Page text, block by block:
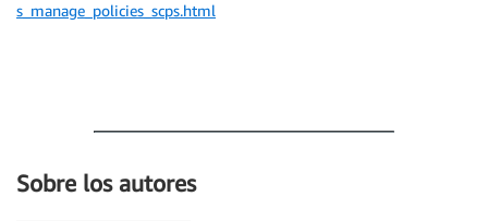
s_manage_policies_scps.html
Sobre los autores